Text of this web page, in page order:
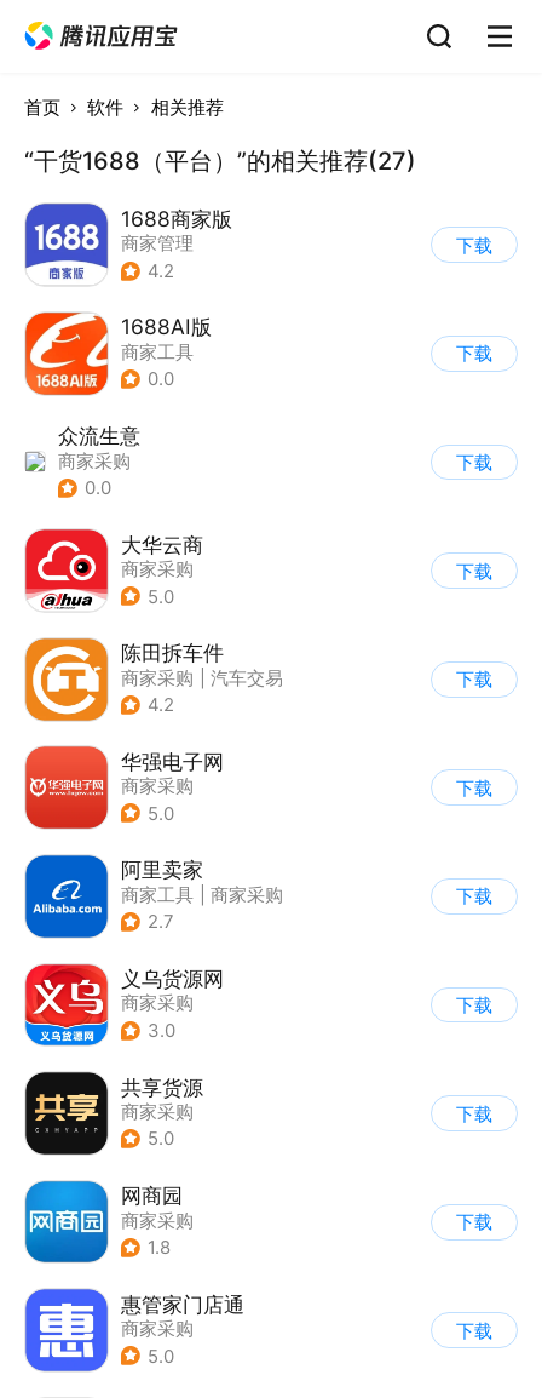
首页 软件 相关推荐
“干货1688（平台）”的相关推荐(27)
1688商家版
商家管理
4.2
下载
1688AI版
商家工具
0.0
下载
众流生意
商家采购
0.0
下载
大华云商
商家采购
5.0
下载
陈田拆车件
商家采购
汽车交易
4.2
下载
华强电子网
商家采购
5.0
下载
阿里卖家
商家工具
商家采购
2.7
下载
义乌货源网
商家采购
3.0
下载
共享货源
商家采购
5.0
下载
网商园
商家采购
1.8
下载
惠管家门店通
商家采购
5.0
下载